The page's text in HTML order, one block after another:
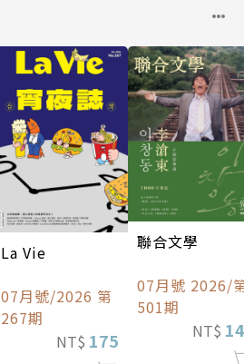
La Vie
07月號/2026 第
267期
NT$ 175
聯合文學
07月號 2026/
501期
NT$